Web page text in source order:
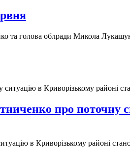
та голова облради Микола
про поточну
в Криворізькому районі